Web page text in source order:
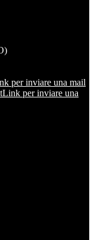
per inviare una mail
Link per inviare una